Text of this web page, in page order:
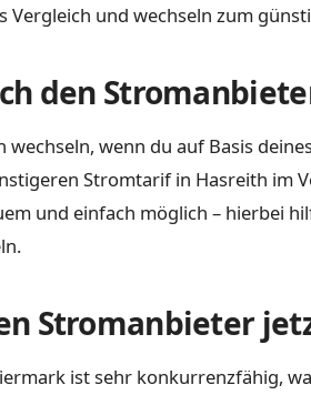
Vergleich und wechseln zum
den
wechseln, wenn du auf Basis
Stromtarif in Hasreith im
und einfach möglich – hierbei
Stromanbieter
ist sehr konkurrenzfähig,